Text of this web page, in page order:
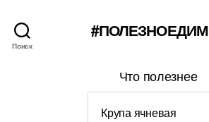
Поиск
Что полезнее